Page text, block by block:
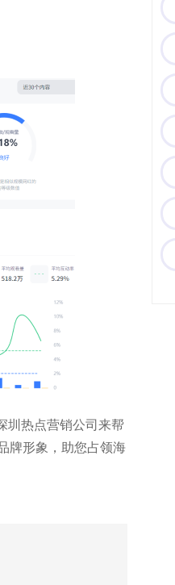
圳热点营销公司来帮
牌形象，助您占领海